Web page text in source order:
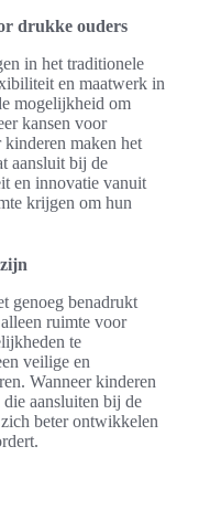
drukke ouders
in het traditionele
en maatwerk in
mogelijkheid om
kansen voor
maken het
aansluit bij de
en innovatie vanuit
krijgen om hun
genoeg benadrukt
ruimte voor
te
veilige en
Wanneer kinderen
aansluiten bij de
beter ontwikkelen